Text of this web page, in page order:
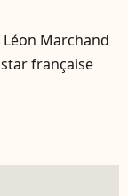
Léon Marchand
française